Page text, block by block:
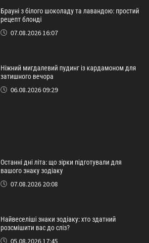
Брауні з білого шоколаду та лавандою: простий
рецепт блонді
07.08.2026 16:07
Ніжний мигдалевий пудинг із кардамоном для
затишного вечора
06.08.2026 09:29
Останні дні літа: що зірки підготували для
вашого знаку зодіаку
07.08.2026 20:08
Найвеселіші знаки зодіаку: хто здатний
розсмішити вас до сліз?
05.08.2026 17:45